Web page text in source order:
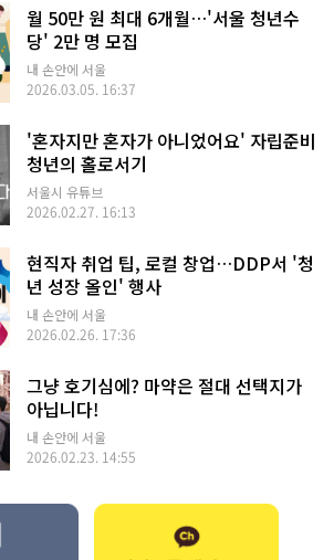
월 50만 원 최대 6개월…'서울 청년수
당' 2만 명 모집
내 손안에 서울
2026.03.05. 16:37
'혼자지만 혼자가 아니었어요' 자립준비
청년의 홀로서기
서울시 유튜브
2026.02.27. 16:13
현직자 취업 팁, 로컬 창업…DDP서 '청
년 성장 올인' 행사
내 손안에 서울
2026.02.26. 17:36
그냥 호기심에? 마약은 절대 선택지가
아닙니다!
내 손안에 서울
2026.02.23. 14:55